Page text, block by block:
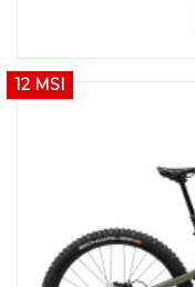
12 MSI